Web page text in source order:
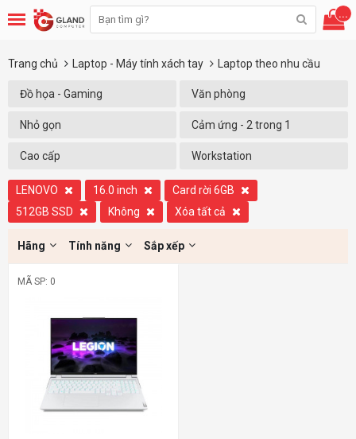
...
Trang chủ Laptop - Máy tính xách tay Laptop theo nhu cầu
Đồ họa - Gaming Văn phòng
Nhỏ gọn Cảm ứng - 2 trong 1
Cao cấp Workstation
LENOVO 16.0 inch
Card rời 6GB
512GB SSD
Không Xóa tất cả
Hãng Tính năng Sắp xếp
MÃ SP: 0